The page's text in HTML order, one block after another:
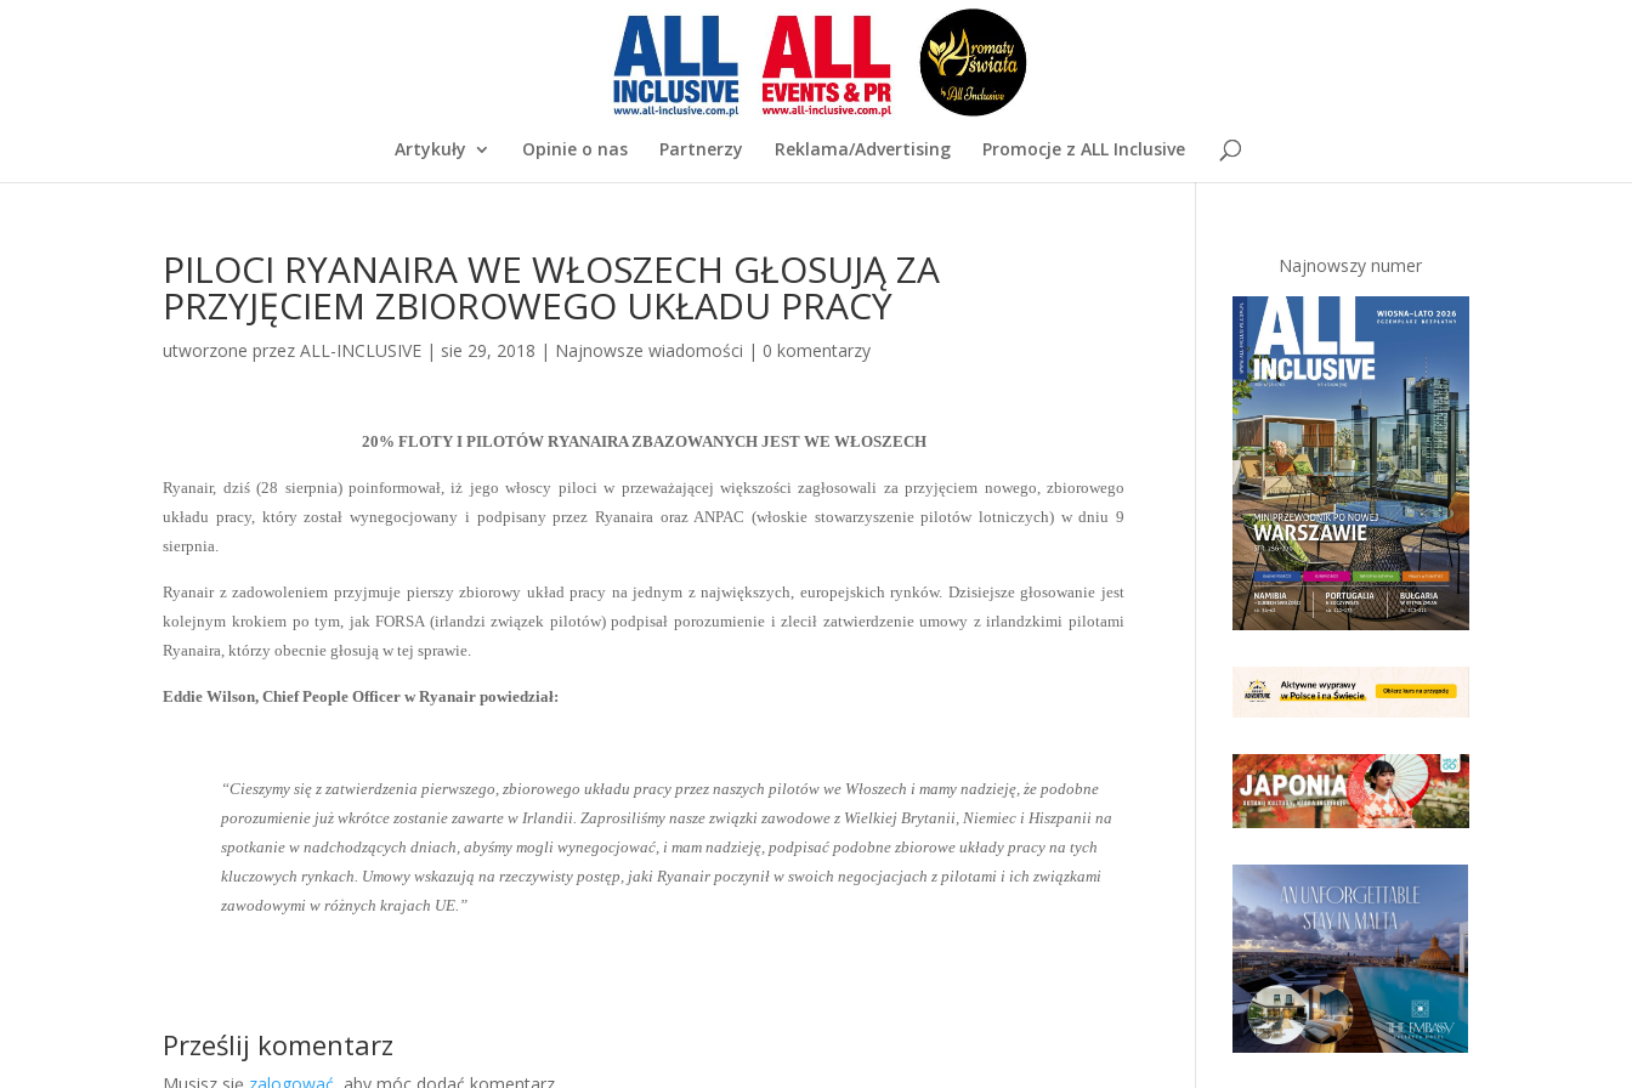
Artykuły Opinie o nas Partnerzy Reklama/Advertising Promocje z ALL Inclusive
PILOCI RYANAIRA WE WŁOSZECH GŁOSUJĄ ZA
PRZYJĘCIEM ZBIOROWEGO UKŁADU PRACY
utworzone przezALL-INCLUSIVE | sie 29, 2018 | Najnowsze wiadomości | 0 komentarzy
20% FLOTY I PILOTÓW RYANAIRA ZBAZOWANYCH JEST WE WŁOSZECH
Ryanair, dziś (28 sierpnia) poinformował, iż jego włoscy piloci w przeważającej większości zagłosowali za przyjęciem nowego, zbiorowego
układu pracy, który został wynegocjowany i podpisany przez Ryanaira oraz ANPAC (włoskie stowarzyszenie pilotów lotniczych) w dniu 9
sierpnia.
Ryanair z zadowoleniem przyjmuje pierszy zbiorowy układ pracy na jednym z największych, europejskich rynków. Dzisiejsze głosowanie jest
kolejnym krokiem po tym, jak FORSA (irlandzi związek pilotów) podpisał porozumienie i zlecił zatwierdzenie umowy z irlandzkimi pilotami
Ryanaira, którzy obecnie głosują w tej sprawie.
Eddie Wilson, Chief People Officer w Ryanair powiedział:
“Cieszymy się z zatwierdzenia pierwszego, zbiorowego układu pracy przez naszych pilotów we Włoszech i mamy nadzieję, że podobne
porozumienie już wkrótce zostanie zawarte w Irlandii. Zaprosiliśmy nasze związki zawodowe z Wielkiej Brytanii, Niemiec i Hiszpanii na
spotkanie w nadchodzących dniach, abyśmy mogli wynegocjować, i mam nadzieję, podpisać podobne zbiorowe układy pracy na tych
kluczowych rynkach. Umowy wskazują na rzeczywisty postęp, jaki Ryanair poczynił w swoich negocjacjach z pilotami i ich związkami
zawodowymi w różnych krajach UE.”
Prześlij komentarz
Najnowszy numer